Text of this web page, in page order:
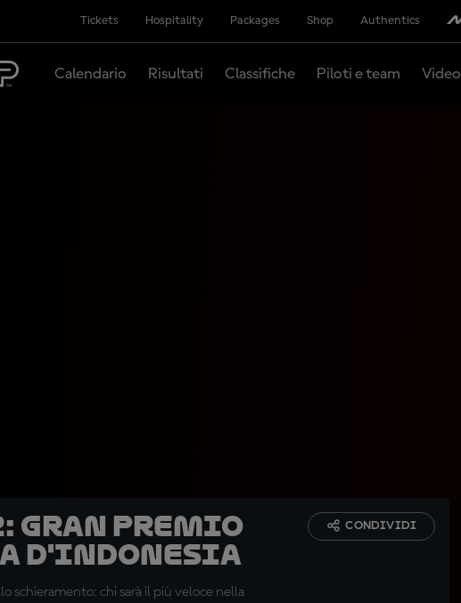
Tickets Hospitality Packages Shop Authentics
Calendario Risultati Classifiche Piloti e team
Gran Premio
d'Indonesia
schieramento: chi sarà il più veloce nella
CONDIVIDI